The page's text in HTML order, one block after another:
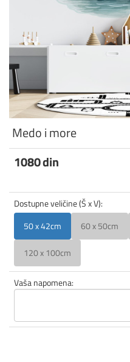
Medo i more
1080din
Dostupne veličine (Š x V):
50 x 42cm
60 x 50cm
120 x 100cm
Vaša napomena: